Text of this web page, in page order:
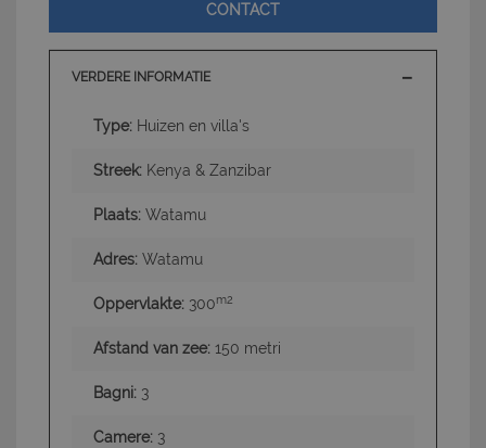
CONTACT
VERDERE INFORMATIE
Type: Huizen en villa's
Streek: Kenya & Zanzibar
Plaats: Watamu
Adres: Watamu
Oppervlakte: 300m2
Afstand van zee: 150 metri
Bagni: 3
Camere: 3